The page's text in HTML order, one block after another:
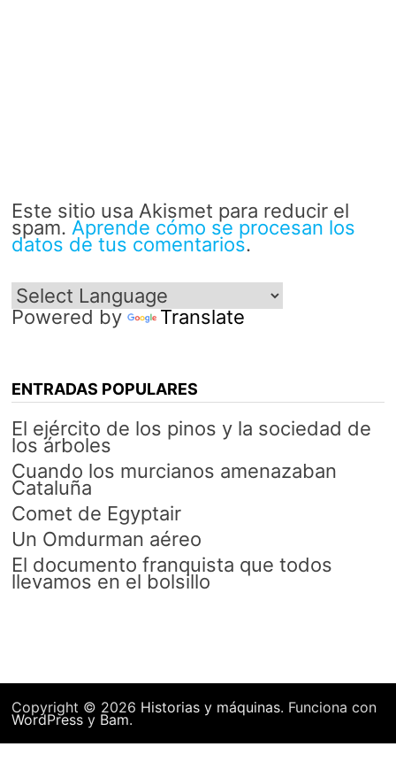
Este sitio usa Akismet para reducir el
spam. Aprende cómo se procesan los
datos de tus comentarios.
Powered by Translate
ENTRADAS POPULARES
El ejército de los pinos y la sociedad de
los árboles
Cuando los murcianos amenazaban
Cataluña
Comet de Egyptair
Un Omdurman aéreo
El documento franquista que todos
llevamos en el bolsillo
Copyright © 2026 Historias y máquinas. Funciona con
WordPressy Bam.